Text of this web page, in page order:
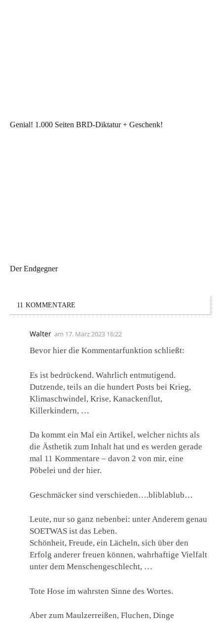
Genial! 1.000 Seiten BRD-Diktatur + Geschenk!
Der Endgegner
11 KOMMENTARE
Walter am 17. März 2023 16:22
Bevor hier die Kommentarfunktion schließt:
Es ist bedrückend. Wahrlich entmutigend.
Dutzende, teils an die hundert Posts bei Krieg,
Klimaschwindel, Krise, Kanackenflut,
Killerkindern, …
Da kommt ein Mal ein Artikel, welcher nichts als
die Ästhetik zum Inhalt hat und es werden gerade
mal 11 Kommentare – davon 2 von mir, eine
Pöbelei und der hier.
Geschmäcker sind verschieden….bliblablub…
Leute, nur so ganz nebenbei: unter Anderem genau
SOETWAS ist das Leben.
Schönheit, Freude, ein Lächeln, sich über den
Erfolg anderer freuen können, wahrhaftige Vielfalt
unter dem Menschengeschlecht, …
Tote Hose im wahrsten Sinne des Wortes.
Aber zum Maulzerreißen, Fluchen, Dinge